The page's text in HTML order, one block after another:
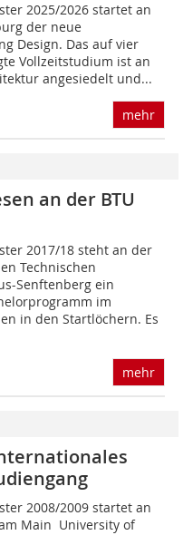
2025/2026 startet an
der neue
Design. Das auf vier
Vollzeitstudium ist an
angesiedelt und...
mehr
an der BTU
2017/18 steht an der
Technischen
Senftenberg ein
im
in den Startlöchern. Es
mehr
2008/2009 startet an
Main  University of